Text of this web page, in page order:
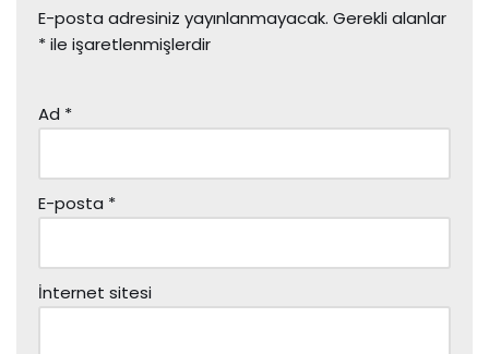
E-posta adresiniz yayınlanmayacak. Gerekli alanlar
*ile işaretlenmişlerdir
Ad *
E-posta *
İnternet sitesi